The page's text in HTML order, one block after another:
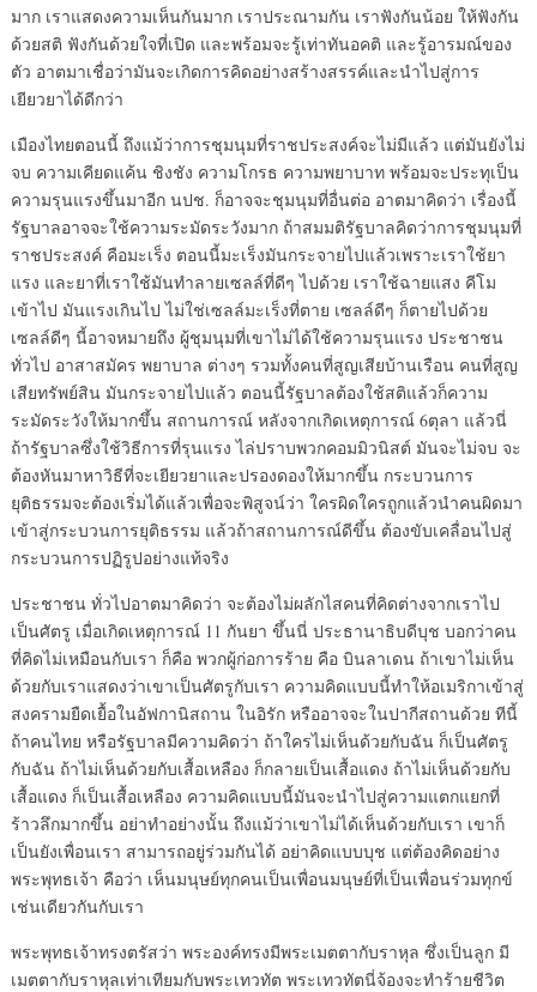
มาก เราแสดงความเห็นกันมาก เราประณามกัน เราฟังกันน้อย ให้ฟังกัน
ด้วยสติ ฟังกันด้วยใจที่เปิด และพร้อมจะรู้เท่าทันอคติ และรู้อารมณ์ของ
ตัว อาตมาเชื่อว่ามันจะเกิดการคิดอย่างสร้างสรรค์และนำไปสู่การ
เยียวยาได้ดีกว่า
เมืองไทยตอนนี้ ถึงแม้ว่าการชุมนุมที่ราชประสงค์จะไม่มีแล้ว แต่มันยังไม่
จบ ความเคียดแค้น ชิงชัง ความโกรธ ความพยาบาท พร้อมจะประทุเป็น
ความรุนแรงขึ้นมาอีก นปช. ก็อาจจะชุมนุมที่อื่นต่อ อาตมาคิดว่า เรื่องนี้
รัฐบาลอาจจะใช้ความระมัดระวังมาก ถ้าสมมติรัฐบาลคิดว่าการชุมนุมที่
ราชประสงค์ คือมะเร็ง ตอนนี้มะเร็งมันกระจายไปแล้วเพราะเราใช้ยา
แรง และยาที่เราใช้มันทำลายเซลล์ที่ดีๆ ไปด้วย เราใช้ฉายแสง คีโม
เข้าไป มันแรงเกินไป ไม่ใช่เซลล์มะเร็งที่ตาย เซลล์ดีๆ ก็ตายไปด้วย
เซลล์ดีๆ นี้อาจหมายถึง ผู้ชุมนุมที่เขาไม่ได้ใช้ความรุนแรง ประชาชน
ทั่วไป อาสาสมัคร พยาบาล ต่างๆ รวมทั้งคนที่สูญเสียบ้านเรือน คนที่สูญ
เสียทรัพย์สิน มันกระจายไปแล้ว ตอนนี้รัฐบาลต้องใช้สติแล้วก็ความ
ระมัดระวังให้มากขึ้น สถานการณ์ หลังจากเกิดเหตุการณ์ 6ตุลา แล้วนี่
ถ้ารัฐบาลซึ่งใช้วิธีการที่รุนแรง ไล่ปราบพวกคอมมิวนิสต์ มันจะไม่จบ จะ
ต้องหันมาหาวิธีที่จะเยียวยาและปรองดองให้มากขึ้น กระบวนการ
ยุติธรรมจะต้องเริ่มได้แล้วเพื่อจะพิสูจน์ว่า ใครผิดใครถูกแล้วนำคนผิดมา
เข้าสู่กระบวนการยุติธรรม แล้วถ้าสถานการณ์ดีขึ้น ต้องขับเคลื่อนไปสู่
กระบวนการปฏิรูปอย่างแท้จริง
ประชาชน ทั่วไปอาตมาคิดว่า จะต้องไม่ผลักไสคนที่คิดต่างจากเราไป
เป็นศัตรู เมื่อเกิดเหตุการณ์ 11 กันยา ขึ้นนี่ ประธานาธิบดีบุช บอกว่าคน
ที่คิดไม่เหมือนกับเรา ก็คือ พวกผู้ก่อการร้าย คือ บินลาเดน ถ้าเขาไม่เห็น
ด้วยกับเราแสดงว่าเขาเป็นศัตรูกับเรา ความคิดแบบนี้ทำให้อเมริกาเข้าสู่
สงครามยืดเยื้อในอัฟกานิสถาน ในอิรัก หรืออาจจะในปากีสถานด้วย ทีนี้
ถ้าคนไทย หรือรัฐบาลมีความคิดว่า ถ้าใครไม่เห็นด้วยกับฉัน ก็เป็นศัตรู
กับฉัน ถ้าไม่เห็นด้วยกับเสื้อเหลือง ก็กลายเป็นเสื้อแดง ถ้าไม่เห็นด้วยกับ
เสื้อแดง ก็เป็นเสื้อเหลือง ความคิดแบบนี้มันจะนำไปสู่ความแตกแยกที่
ร้าวลึกมากขึ้น อย่าทำอย่างนั้น ถึงแม้ว่าเขาไม่ได้เห็นด้วยกับเรา เขาก็
เป็นยังเพื่อนเรา สามารถอยู่ร่วมกันได้ อย่าคิดแบบบุช แต่ต้องคิดอย่าง
พระพุทธเจ้า คือว่า เห็นมนุษย์ทุกคนเป็นเพื่อนมนุษย์ที่เป็นเพื่อนร่วมทุกข์
เช่นเดียวกันกับเรา
พระพุทธเจ้าทรงตรัสว่า พระองค์ทรงมีพระเมตตากับราหุล ซึ่งเป็นลูก มี
เมตตากับราหุลเท่าเทียมกับพระเทวทัต พระเทวทัตนี่จ้องจะทำร้ายชีวิต